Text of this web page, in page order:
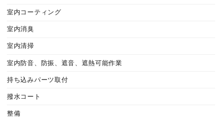
室内コーティング
室内消臭
室内清掃
室内防音、防振、遮音、遮熱可能作業
持ち込みパーツ取付
撥水コート
整備